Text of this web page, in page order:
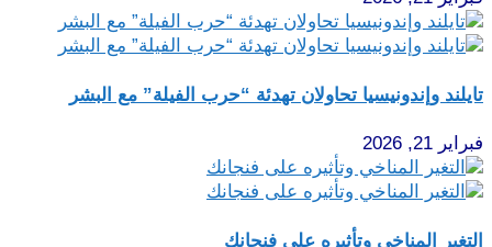
تايلند وإندونيسيا تحاولان تهدئة “حرب الفيلة” مع البشر
فبراير 21, 2026
التغير المناخي وتأثيره على فنجانك